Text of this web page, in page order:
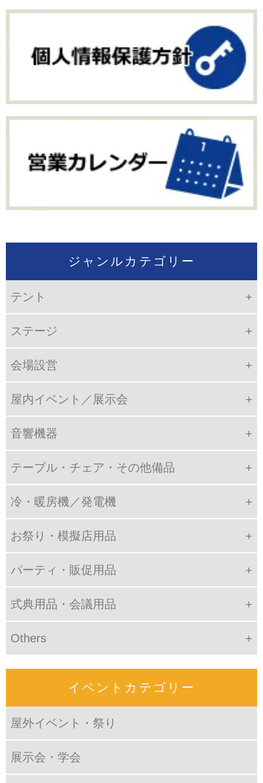
ジャンルカテゴリー
テント
ステージ
会場設営
屋内イベント／展示会
音響機器
テーブル・チェア・その他備品
冷・暖房機／発電機
お祭り・模擬店用品
パーティ・販促用品
式典用品・会議用品
Others
イベントカテゴリー
屋外イベント・祭り
展示会・学会